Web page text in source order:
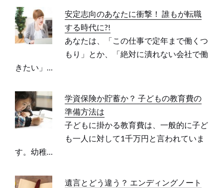
安定志向のあなたに衝撃！ 誰もが転職
する時代に?!
あなたは、「この仕事で定年まで働くつ
もり」とか、「絶対に潰れない会社で働
きたい」…
学資保険か貯蓄か？ 子どもの教育費の
準備方法は
子どもに掛かる教育費は、一般的に子ど
も一人に対して1千万円と言われていま
す。幼稚…
遺言とどう違う？ エンディングノート